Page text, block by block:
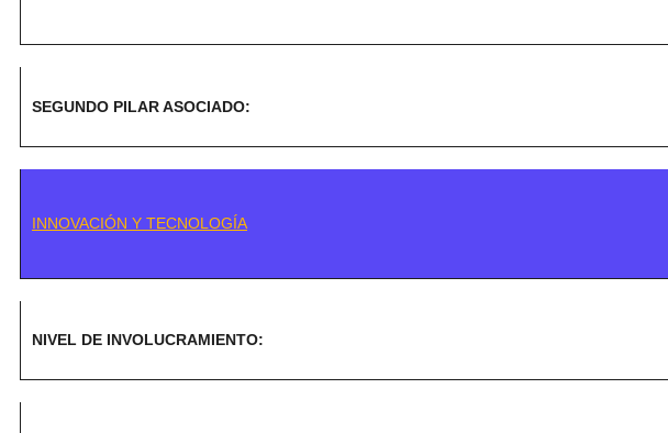
SEGUNDO PILAR ASOCIADO:
INNOVACIÓN Y TECNOLOGÍA
NIVEL DE INVOLUCRAMIENTO: